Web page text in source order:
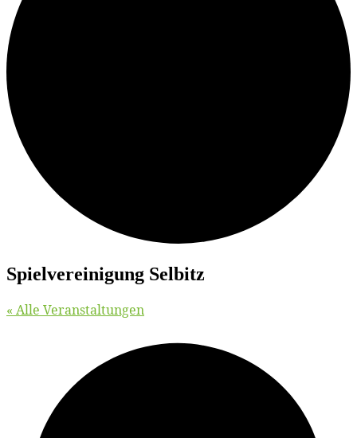
Spiel­ver­ei­ni­gung Selbitz
« Alle Veranstaltungen